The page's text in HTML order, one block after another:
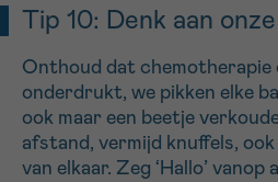
Tip 10: Denk aan
Onthoud dat chemotherapie
onderdrukt, we pikken elke
ook maar een beetje
afstand, vermijd knuffels,
van elkaar. Zeg ‘Hallo’